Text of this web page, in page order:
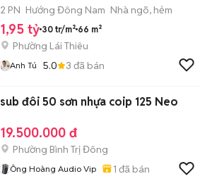
2 PN Hướng Đông Nam Nhà ngõ, hẻm
1,95 tỷ 30 tr/m² 66 m²
Phường Lái Thiêu
Anh Tú 5.0 3 đã bán
sub đôi 50 sơn nhựa coip 125 Neo
19.500.000 đ
Phường Bình Trị Đông
Ông Hoàng Audio Vip 1 đã bán